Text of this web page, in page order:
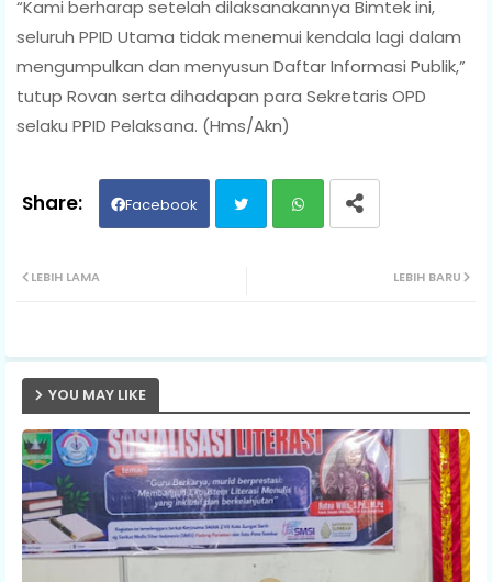
“Kami berharap setelah dilaksanakannya Bimtek ini,
seluruh PPID Utama tidak menemui kendala lagi dalam
mengumpulkan dan menyusun Daftar Informasi Publik,”
tutup Rovan serta dihadapan para Sekretaris OPD
selaku PPID Pelaksana. (Hms/Akn)
Facebook
ap
LEBIH BARU
LEBIH LAMA
YOU MAY LIKE